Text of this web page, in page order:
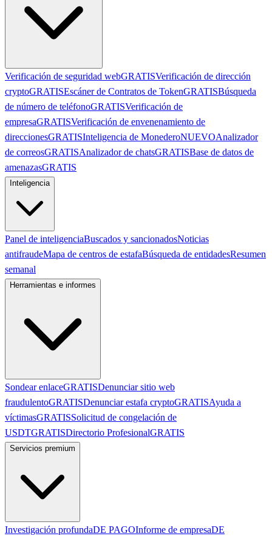
Verificación de seguridad webGRATISVerificación de dirección
cryptoGRATISEscáner de Contratos de TokenGRATISBúsqueda
de número de teléfonoGRATISVerificación de
empresaGRATISVerificación de envenenamiento de
direccionesGRATISInteligencia de MonederoNUEVOAnalizador
de correosGRATISAnalizador de chatsGRATISBase de datos de
amenazasGRATIS
Inteligencia
Panel de inteligenciaBuscados y sancionadosNoticias
antifraudeMapa de centros de estafaBúsqueda de entidadesResumen
semanal
Herramientas e informes
Sondear enlaceGRATISDenunciar sitio web
fraudulentoGRATISDenunciar estafa cryptoGRATISAyuda a
víctimasGRATISSolicitud de congelación de
USDTGRATISDirectorio ProfesionalGRATIS
Servicios premium
Investigación profundaDE PAGOInforme de empresaDE